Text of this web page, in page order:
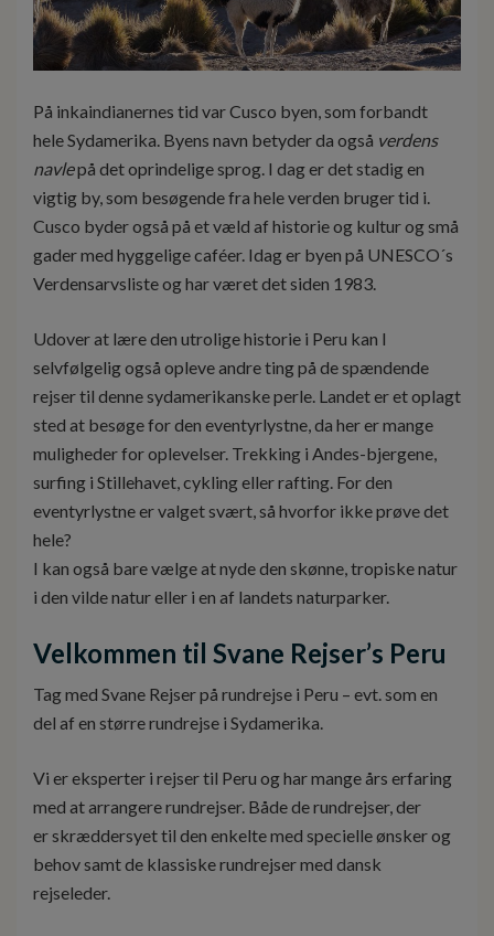
På inkaindianernes tid var Cusco byen, som forbandt
hele Sydamerika. Byens navn betyder da også verdens
navlepå det oprindelige sprog. I dag er det stadig en
vigtig by, som besøgende fra hele verden bruger tid i.
Cusco byder også på et væld af historie og kultur og små
gader med hyggelige caféer. Idag er byen på UNESCO´s
Verdensarvsliste og har været det siden 1983.
Udover at lære den utrolige historie i Peru kan I
selvfølgelig også opleve andre ting på de spændende
rejser til denne sydamerikanske perle. Landet er et oplagt
sted at besøge for den eventyrlystne, da her er mange
muligheder for oplevelser. Trekking i Andes-bjergene,
surfing i Stillehavet, cykling eller rafting. For den
eventyrlystne er valget svært, så hvorfor ikke prøve det
hele?
I kan også bare vælge at nyde den skønne, tropiske natur
i den vilde natur eller i en af landets naturparker.
Velkommen til Svane Rejser’s Peru
Tag med Svane Rejser på rundrejse i Peru – evt. som en
del af en større rundrejse i Sydamerika.
Vi er eksperter i rejser til Peru og har mange års erfaring
med at arrangere rundrejser. Både de rundrejser, der
er skræddersyet til den enkelte med specielle ønsker og
behov samt de klassiske rundrejser med dansk
rejseleder.